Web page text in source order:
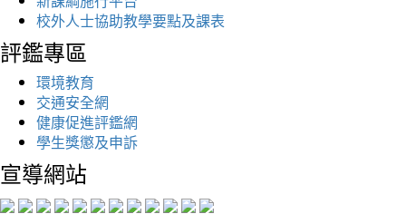
校外人士協助教學要點及課表
評鑑專區
環境教育
交通安全網
健康促進評鑑網
學生獎懲及申訴
宣導網站